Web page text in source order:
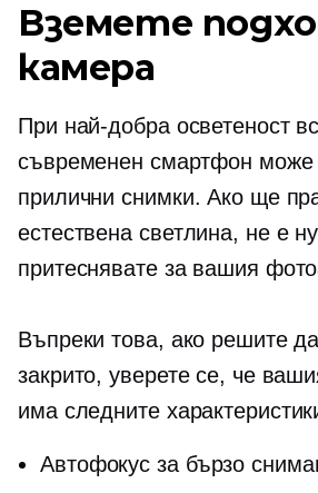
Вземете
камера
При най-добра осветеност
съвременен смартфон може
прилични снимки. Ако ще
естествена светлина, не е
притеснявате за вашия
Въпреки това, ако решите
закрито, уверете се, че
има следните
Автофокус за бързо